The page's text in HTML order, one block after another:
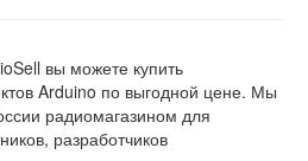
вы можете купить
Arduino по выгодной цене. Мы
радиомагазином для
разработчиков